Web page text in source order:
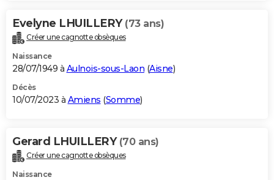
Evelyne LHUILLERY (73 ans)
Créer une cagnotte obsèques
Naissance
28/07/1949 à Aulnois-sous-Laon (Aisne)
Décès
10/07/2023 à Amiens (Somme)
Gerard LHUILLERY (70 ans)
Créer une cagnotte obsèques
Naissance